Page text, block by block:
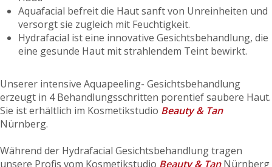
Aquafacial befreit die Haut sanft von Unreinheiten und
versorgt sie zugleich mit Feuchtigkeit.
Hydrafacial ist eine innovative Gesichtsbehandlung, die
eine gesunde Haut mit strahlendem Teint bewirkt.
Unserer intensive Aquapeeling- Gesichtsbehandlung
erzeugt in 4 Behandlungsschritten porentief saubere Haut.
Sie ist erhältlich im Kosmetikstudio Beauty & Tan
Nürnberg.
Während der Hydrafacial Gesichtsbehandlung tragen
unsere Profis vom Kosmetikstudio Beauty & TanNürnberg